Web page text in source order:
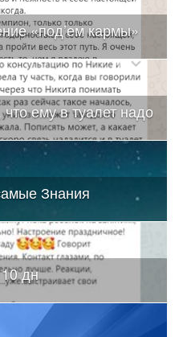
«под’ем кармы»
ему в туалет надо
Знания
дн